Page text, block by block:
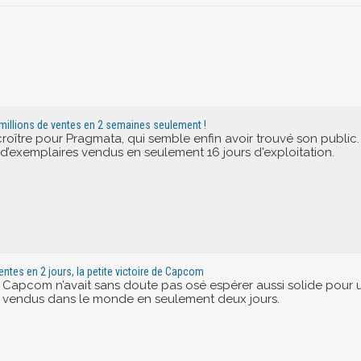
de ventes en 2 semaines seulement !
pour Pragmata, qui semble enfin avoir trouvé son
vendus en seulement 16 jours d'exploitation.
en 2 jours, la petite victoire de Capcom
Capcom n’avait sans doute pas osé espérer aussi solide
dans le monde en seulement deux jours.